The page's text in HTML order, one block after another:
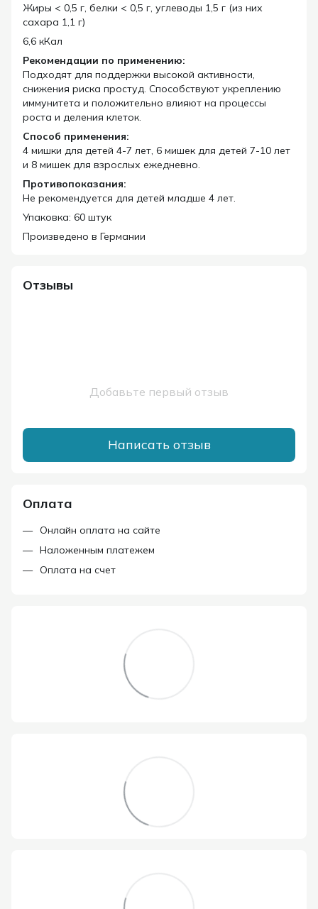
Жиры < 0,5 г, белки < 0,5 г, углеводы 1,5 г (из них
сахара 1,1 г)
6,6 кКал
Рекомендации по применению:
Подходят для поддержки высокой активности,
снижения риска простуд. Способствуют укреплению
иммунитета и положительно влияют на процессы
роста и деления клеток.
Способ применения:
4 мишки для детей 4-7 лет, 6 мишек для детей 7-10 лет
и 8 мишек для взрослых ежедневно.
Противопоказания:
Не рекомендуется для детей младше 4 лет.
Упаковка: 60 штук
Произведено в Германии
Отзывы
Добавьте первый отзыв
Написать отзыв
Оплата
Онлайн оплата на сайте
Наложенным платежем
Оплата на счет